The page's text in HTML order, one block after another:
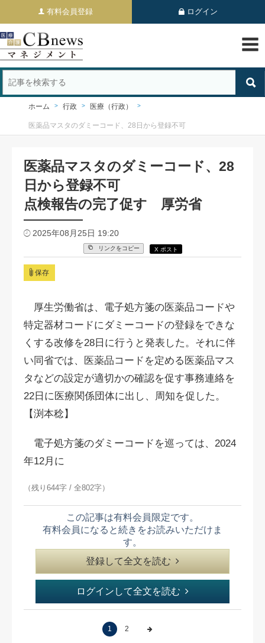
有料会員登録 ログイン
ホーム 行政 医療（行政）
医薬品マスタのダミーコード、28日から登録不可
医薬品マスタのダミーコード、28
日から登録不可
点検報告の完了促す 厚労省
2025年08月25日 19:20
リンクをコピー X ポスト
保存
厚生労働省は、電子処方箋の医薬品コードや
特定器材コードにダミーコードの登録をできな
くする改修を28日に行うと発表した。それに伴
い同省では、医薬品コードを定める医薬品マス
タなどの設定が適切かの確認を促す事務連絡を
22日に医療関係団体に出し、周知を促した。
【渕本稔】
電子処方箋のダミーコードを巡っては、2024
年12月に
（残り644字 / 全802字）
この記事は有料会員限定です。
有料会員になると続きをお読みいただけま
す。
登録して全文を読む
ログインして全文を読む
1 2